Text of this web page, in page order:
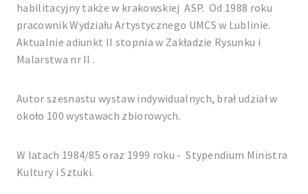
habilitacyjny także w krakowskiej ASP. Od 1988 roku
pracownik Wydziału Artystycznego UMCS w Lublinie.
Aktualnie adiunkt II stopnia w Zakładzie Rysunku i
Malarstwa nr II .
Autor szesnastu wystaw indywidualnych, brał udział w
około 100 wystawach zbiorowych.
W latach 1984/85 oraz 1999 roku - Stypendium Ministra
Kultury i Sztuki.